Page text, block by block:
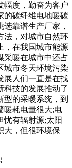
幅度，勤奋为客户
的碳纤维电地暖碳
靠谱生产厂家，
法，对城市自然环
，在我国城市能源
采暖在城市中还占
城市冬天环境污染
展人们一直是在找
科技的发展推动了
型的采暖系统，到
暖耗电量很大;电
忧有辐射源;太阳
大，但很环境保